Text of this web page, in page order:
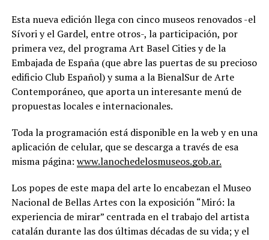
Esta nueva edición llega con cinco museos renovados -el
Sívori y el Gardel, entre otros-, la participación, por
primera vez, del programa Art Basel Cities y de la
Embajada de España (que abre las puertas de su precioso
edificio Club Español) y suma a la BienalSur de Arte
Contemporáneo, que aporta un interesante menú de
propuestas locales e internacionales.
Toda la programación está disponible en la web y en una
aplicación de celular, que se descarga a través de esa
misma página: www.lanochedelosmuseos.gob.ar.
Los popes de este mapa del arte lo encabezan el Museo
Nacional de Bellas Artes con la exposición “Miró: la
experiencia de mirar” centrada en el trabajo del artista
catalán durante las dos últimas décadas de su vida; y el